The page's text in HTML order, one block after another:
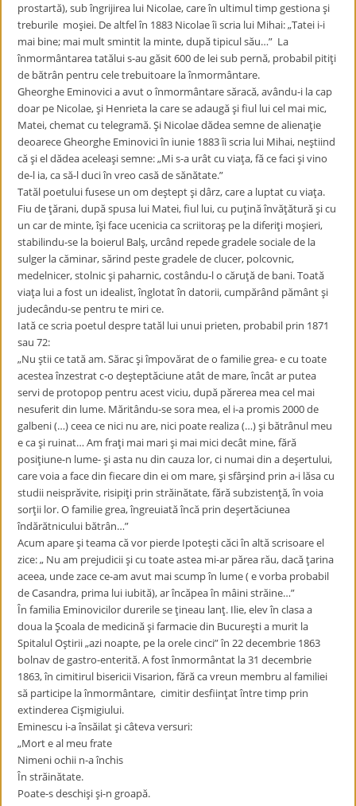
prostartă), sub îngrijirea lui Nicolae, care în ultimul timp gestiona şi
treburile moşiei. De altfel în 1883 Nicolae îi scria lui Mihai: „Tatei i-i
mai bine; mai mult smintit la minte, după tipicul său…” La
înmormântarea tatălui s-au găsit 600 de lei sub pernă, probabil pitiţi
de bătrân pentru cele trebuitoare la înmormântare.
Gheorghe Eminovici a avut o înmormântare săracă, avându-i la cap
doar pe Nicolae, şi Henrieta la care se adaugă şi fiul lui cel mai mic,
Matei, chemat cu telegramă. Şi Nicolae dădea semne de alienaţie
deoarece Gheorghe Eminovici în iunie 1883 îi scria lui Mihai, neştiind
că şi el dădea aceleaşi semne: „Mi s-a urât cu viaţa, fă ce faci şi vino
de-l ia, ca să-l duci în vreo casă de sănătate.”
Tatăl poetului fusese un om deştept şi dârz, care a luptat cu viaţa.
Fiu de ţărani, după spusa lui Matei, fiul lui, cu puţină învăţătură şi cu
un car de minte, îşi face ucenicia ca scriitoraş pe la diferiţi moşieri,
stabilindu-se la boierul Balş, urcând repede gradele sociale de la
sulger la căminar, sărind peste gradele de clucer, polcovnic,
medelnicer, stolnic şi paharnic, costându-l o căruţă de bani. Toată
viaţa lui a fost un idealist, înglotat în datorii, cumpărând pământ şi
judecându-se pentru te miri ce.
Iată ce scria poetul despre tatăl lui unui prieten, probabil prin 1871
sau 72:
„Nu ştii ce tată am. Sărac şi împovărat de o familie grea- e cu toate
acestea înzestrat c-o deşteptăciune atât de mare, încât ar putea
servi de protopop pentru acest viciu, după părerea mea cel mai
nesuferit din lume. Măritându-se sora mea, el i-a promis 2000 de
galbeni (…) ceea ce nici nu are, nici poate realiza (…) şi bătrânul meu
e ca şi ruinat… Am fraţi mai mari şi mai mici decât mine, fără
posiţiune-n lume- şi asta nu din cauza lor, ci numai din a deşertului,
care voia a face din fiecare din ei om mare, şi sfârşind prin a-i lăsa cu
studii neisprăvite, risipiţi prin străinătate, fără subzistenţă, în voia
sorţii lor. O familie grea, îngreuiată încă prin deşertăciunea
îndărătnicului bătrân…”
Acum apare şi teama că vor pierde Ipoteşti căci în altă scrisoare el
zice: „ Nu am prejudicii şi cu toate astea mi-ar părea rău, dacă ţarina
aceea, unde zace ce-am avut mai scump în lume ( e vorba probabil
de Casandra, prima lui iubită), ar încăpea în mâini străine…”
În familia Eminovicilor durerile se ţineau lanţ. Ilie, elev în clasa a
doua la Şcoala de medicină şi farmacie din Bucureşti a murit la
Spitalul Oştirii „azi noapte, pe la orele cinci” în 22 decembrie 1863
bolnav de gastro-enterită. A fost înmormântat la 31 decembrie
1863, în cimitirul bisericii Visarion, fără ca vreun membru al familiei
să participe la înmormântare, cimitir desfiinţat între timp prin
extinderea Cişmigiului.
Eminescu i-a însăilat şi câteva versuri:
„Mort e al meu frate
Nimeni ochii n-a închis
În străinătate.
Poate-s deschişi şi-n groapă.